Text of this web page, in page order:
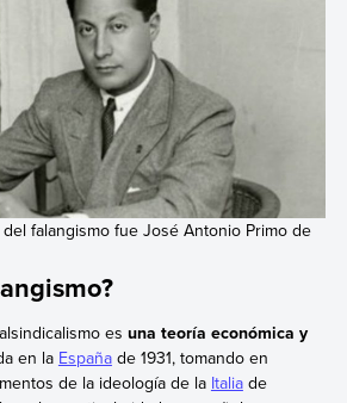
falangismo fue José Antonio Primo de
es una teoría económica y
en la Españade 1931, tomando en
de la ideología de la Italiade